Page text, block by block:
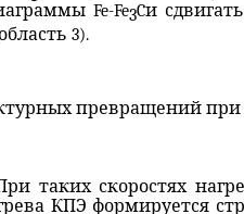
Fe-Fe3Cи
3).
превращений при
таких скоростях
КПЭ формируется